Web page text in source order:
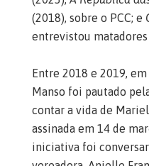
(2018), sobre o PCC; e
entrevistou
Entre 2018 e 2019,
Manso foi pautado
contar a vida de
assinada em 14 de
iniciativa foi